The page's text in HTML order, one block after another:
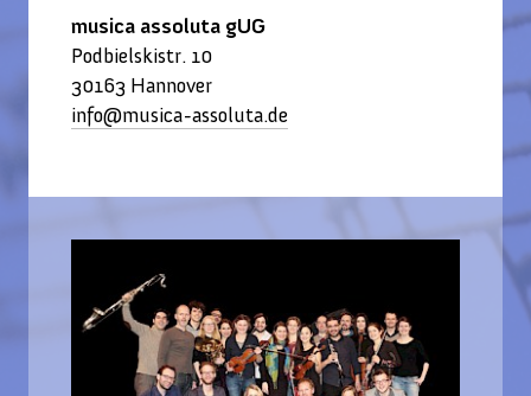
musica assoluta gUG
Podbielskistr. 10
30163 Hannover
info@musica-assoluta.de